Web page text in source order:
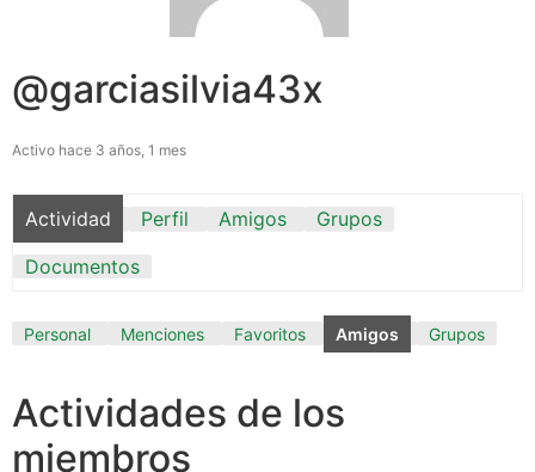
@garciasilvia43x
Activo hace 3 años, 1 mes
Actividad Perfil Amigos
Grupos
Documentos
Personal Menciones Favoritos Amigos Grupos
Actividades de los
miembros